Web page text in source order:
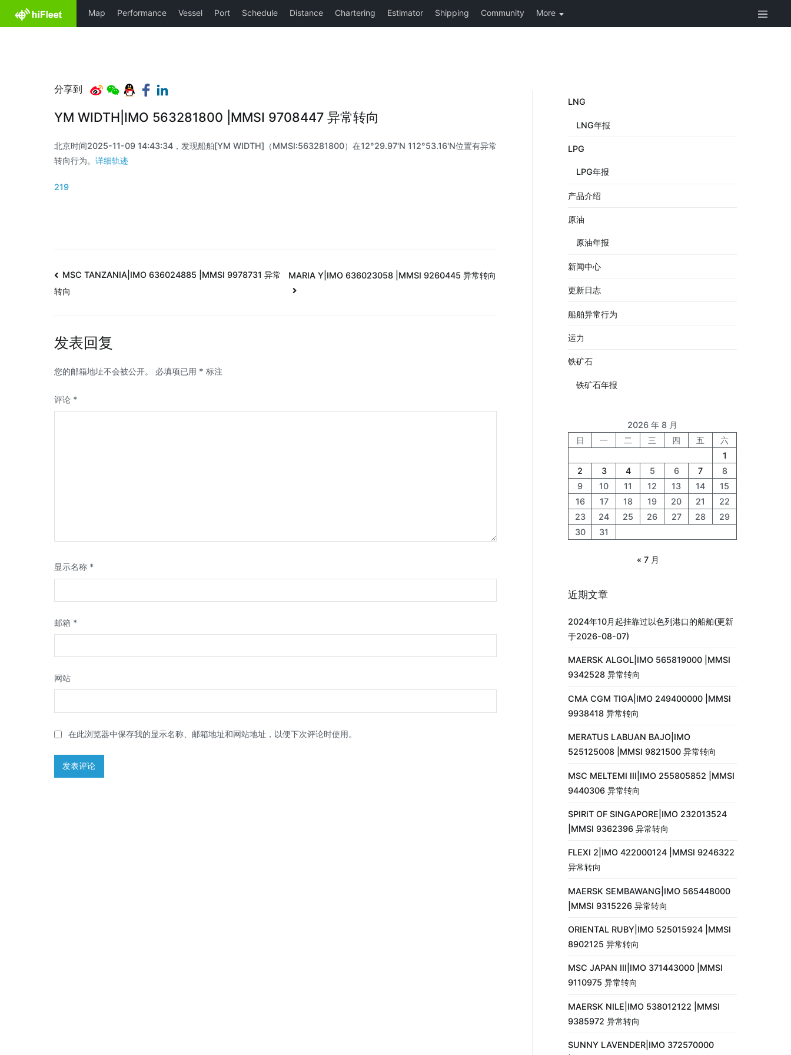
分享到
YM WIDTH|IMO 563281800 |MMSI 9708447 异常转向
北京时间2025-11-09 14:43:34，发现船舶[YM WIDTH]（MMSI:563281800）在12°29.97'N 112°53.16'N位置有异常
转向行为。 详细轨迹
219
MSC TANZANIA|IMO 636024885 |MMSI 9978731 异常
转向
MARIA Y|IMO 636023058 |MMSI 9260445 异常转向
发表回复
您的邮箱地址不会被公开。 必填项已用 * 标注
评论 *
显示名称 *
邮箱 *
网站
在此浏览器中保存我的显示名称、邮箱地址和网站地址，以便下次评论时使用。
LNG
LNG年报
LPG
LPG年报
产品介绍
原油
原油年报
新闻中心
更新日志
船舶异常行为
运力
铁矿石
铁矿石年报
2026 年 8 月
日
一 二 三 四 五
六
1
2
3 4 5 6 7
8
9
10 11 12 13 14
15
16
17 18 19 20 21
22
23
24 25 26 27 28
29
30
31
« 7 月
近期文章
2024年10月起挂靠过以色列港口的船舶(更新
于2026-08-07)
MAERSK ALGOL|IMO 565819000 |MMSI
9342528 异常转向
CMA CGM TIGA|IMO 249400000 |MMSI
9938418 异常转向
MERATUS LABUAN BAJO|IMO
525125008 |MMSI 9821500 异常转向
MSC MELTEMI III|IMO 255805852 |MMSI
9440306 异常转向
SPIRIT OF SINGAPORE|IMO 232013524
|MMSI 9362396 异常转向
FLEXI 2|IMO 422000124 |MMSI 9246322
异常转向
MAERSK SEMBAWANG|IMO 565448000
|MMSI 9315226 异常转向
ORIENTAL RUBY|IMO 525015924 |MMSI
8902125 异常转向
MSC JAPAN III|IMO 371443000 |MMSI
9110975 异常转向
MAERSK NILE|IMO 538012122 |MMSI
9385972 异常转向
SUNNY LAVENDER|IMO 372570000